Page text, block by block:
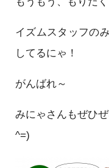
イズムスタッフの
してるにゃ！
がんばれ～
みにゃさんもぜひ
^=)